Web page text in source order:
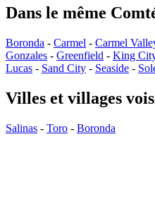
Dans le même
Boronda - Carmel - Carmel
Gonzales - Greenfield - King
Lucas - Sand City - Seaside -
Villes et villages
Salinas - Toro - Boronda